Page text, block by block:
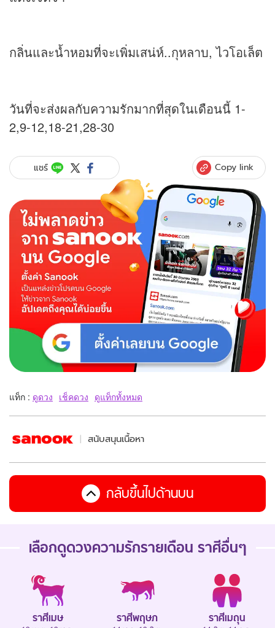
กลิ่นและน้ำหอมที่จะเพิ่มเสน่ห์..กุหลาบ, ไวโอเล็ต
วันที่จะส่งผลกับความรักมากที่สุดในเดือนนี้ 1-
2,9-12,18-21,28-30
แชร์ Copy link
แท็ก : ดูดวง เช็คดวง ดูแท็กทั้งหมด
สนับสนุนเนื้อหา
กลับขึ้นไปด้านบน
เลือกดูดวงความรักรายเดือน ราศีอื่นๆ
ราศีเมษ ราศีพฤษภ ราศีเมถุน